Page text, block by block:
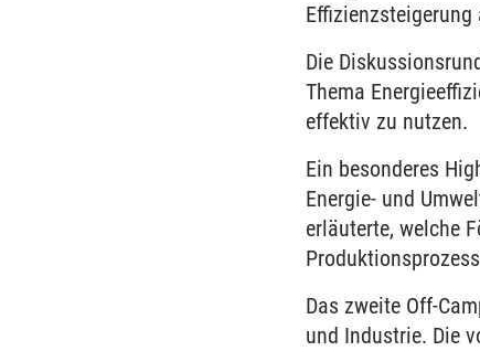
Effizienzsteigerung
Die
Thema
effektiv zu nutzen.
Ein besonderes
Energie- und
erläuterte, welche
Das zweite Off-
und Industrie. Die